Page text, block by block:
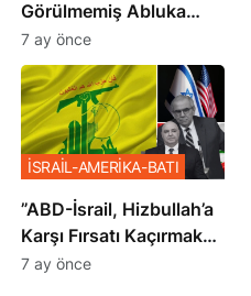
Görülmemiş Abluka
Planı
7 ay önce
​​​​​​​”ABD-İsrail, Hizbullah’a
Karşı Fırsatı Kaçırmak
İstemiyor”
İSRAİL-AMERİKA-BATI
7 ay önce